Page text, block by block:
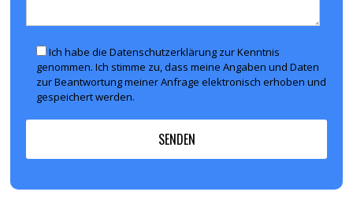
Ich habe die Datenschutzerklärung zur Kenntnis
genommen. Ich stimme zu, dass meine Angaben und Daten
zur Beantwortung meiner Anfrage elektronisch erhoben und
gespeichert werden.